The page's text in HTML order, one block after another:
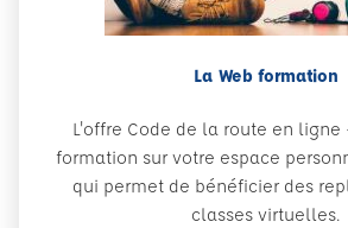
La Web formation
L'offre Code de la route en ligne
formation sur votre espace
qui permet de bénéficier des
classes virtuelles.